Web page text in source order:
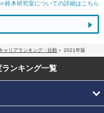
鈴木研究室についての詳細はこちら
ャリアランキング・比較 2021年版
ランキング一覧